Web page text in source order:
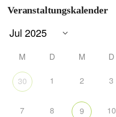
Veranstaltungskalender
M D M D
30 1 2 3
7 8 9 10